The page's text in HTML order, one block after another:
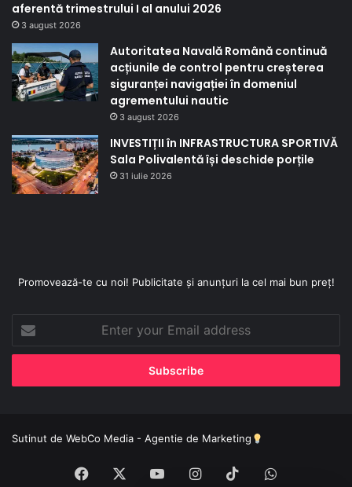
aferentă trimestrului I al anului 2026
3 august 2026
Autoritatea Navală Română continuă
acțiunile de control pentru creșterea
siguranței navigației în domeniul
agrementului nautic
3 august 2026
INVESTIȚII în INFRASTRUCTURA SPORTIVĂ
Sala Polivalentă își deschide porțile
31 iulie 2026
Promovează-te cu noi! Publicitate și anunțuri la cel mai bun preț!
Enter
your
Email
Sutinut de WebCo Media - Agentie de Marketing
Facebook YouTubeInstagram
TikTokWhatsApp